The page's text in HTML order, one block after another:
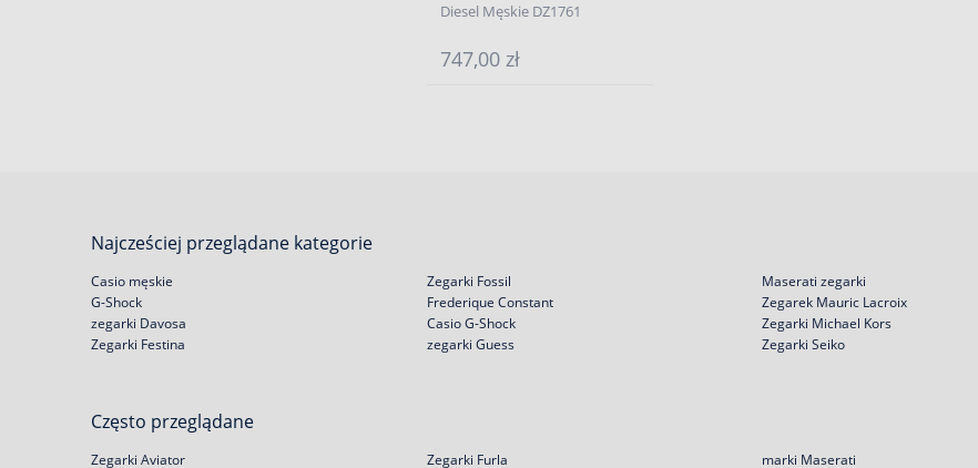
Diesel Męskie DZ1761
747,00 zł
Najcześciej przeglądane kategorie
Casio męskie
G-Shock
zegarki Davosa
Zegarki Festina
Zegarki Fossil
Frederique Constant
Casio G-Shock
zegarki Guess
Maserati zegarki
Zegarek Mauric Lacroix
Zegarki Michael Kors
Zegarki Seiko
Często przeglądane
Zegarki Aviator Zegarki Furla marki Maserati